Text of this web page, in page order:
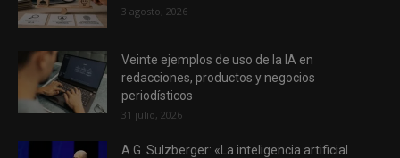
3 agosto, 2026
Veinte ejemplos de uso de la IA en
redacciones, productos y negocios
periodísticos
31 julio, 2026
A.G. Sulzberger: «La inteligencia artificial